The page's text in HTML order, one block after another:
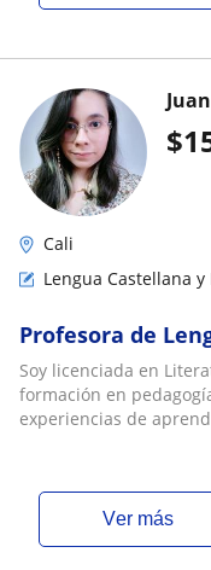
$
Cali
Lengua Castellana
Profesora de
Soy licenciada en
formación en
experiencias de
ver más